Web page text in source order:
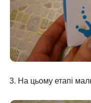
На цьому етапі